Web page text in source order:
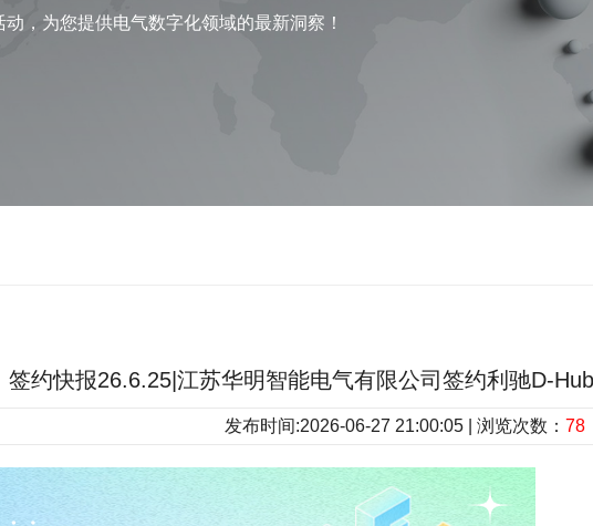
，为您提供电气数字化领域的最新洞察！
签约快报26.6.25|江苏华明智能电气有限公司签约利驰D-
发布时间:2026-06-27 21:00:05 | 浏览次数： 78